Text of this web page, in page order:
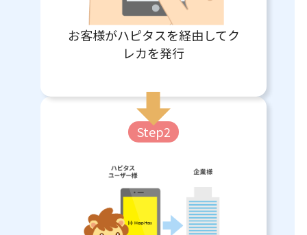
お客様がハピタスを経由してク
レカを発行
Step2